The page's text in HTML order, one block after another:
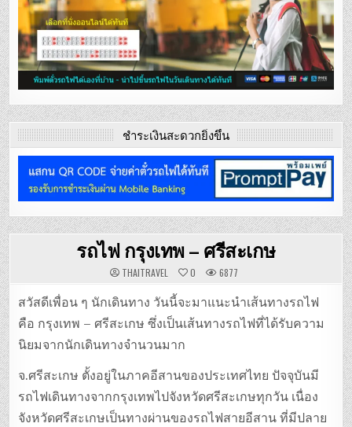
ชำระเงินสะดวกยิ่งขึ้น
รถไฟ กรุงเทพ – ศรีสะเกษ
THAITRAVEL 0 6877
สวัสดีเพื่อน ๆ นักเดินทาง วันนี้จะมาแนะนำเส้นทางรถไฟ
คือ กรุงเทพ – ศรีสะเกษ ซึ่งเป็นเส้นทางรถไฟที่ได้รับความ
นิยมจากนักเดินทางจำนวนมาก
จ.ศรีสะเกษ ตั้งอยู่ในภาคอีสานของประเทศไทย ปัจจุบันมี
รถไฟเดินทางจากกรุงเทพไปจังหวัดศรีสะเกษทุกวัน เนื่อง
จังหวัดศรีสะเกษเป็นทางผ่านของรถไฟสายอีสาน ที่มีปลาย